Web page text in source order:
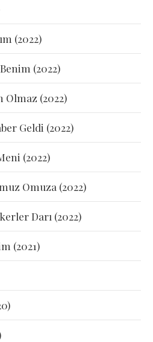
(2022)
(2022)
(2022)
Geldi (2022)
(2022)
Omuza (2022)
Darı (2022)
(2021)